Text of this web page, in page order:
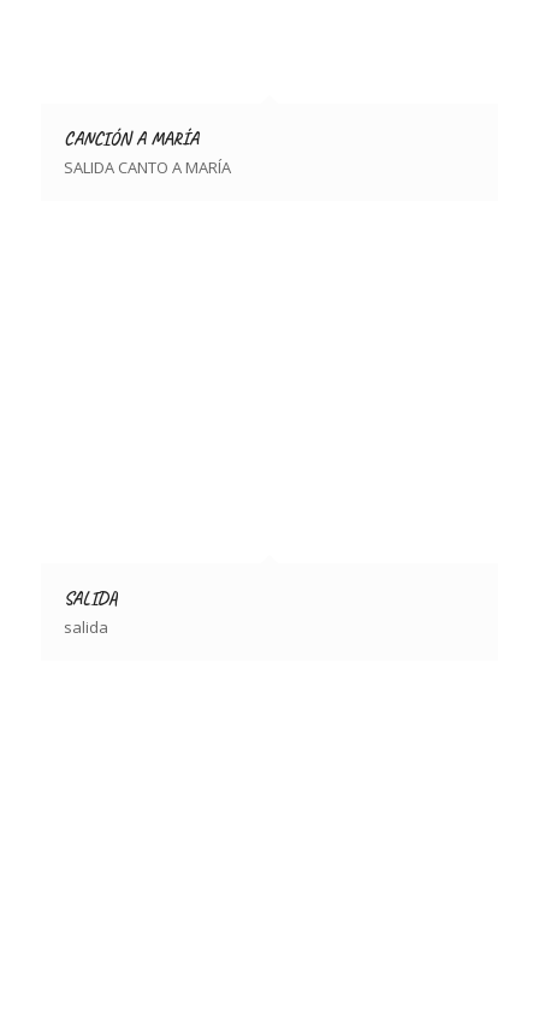
CANCIÓN A MARÍA
SALIDA CANTO A MARÍA
SALIDA
salida